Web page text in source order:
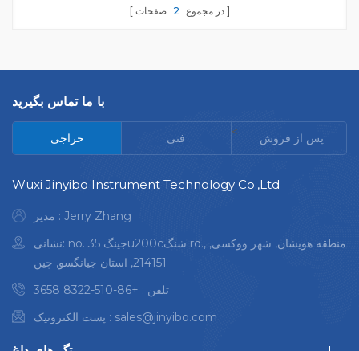
ثانیه برای آلیاژ آلومینیوم.
در مجموع 2 صفحات
با ما تماس بگیرید
حراجی فنی < پس از فروش
Wuxi Jinyibo Instrument Technology Co.,Ltd
مدیر : Jerry Zhang
نشانی: no. 35 جینگu200cشنگ rd., منطقه هویشان, شهر ووکسی,
214151, استان جیانگسو, چین
تلفن : +86-510-8322 3658
پست الکترونیک : sales@jinyibo.com